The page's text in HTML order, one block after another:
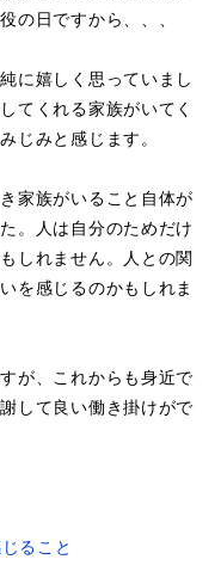
の日ですから、、、
に嬉しく思っていまし
てくれる家族がいてく
じみと感じます。
家族がいること自体が
。人は自分のためだけ
しれません。人との関
を感じるのかもしれま
が、これからも身近で
して良い働き掛けがで
ること